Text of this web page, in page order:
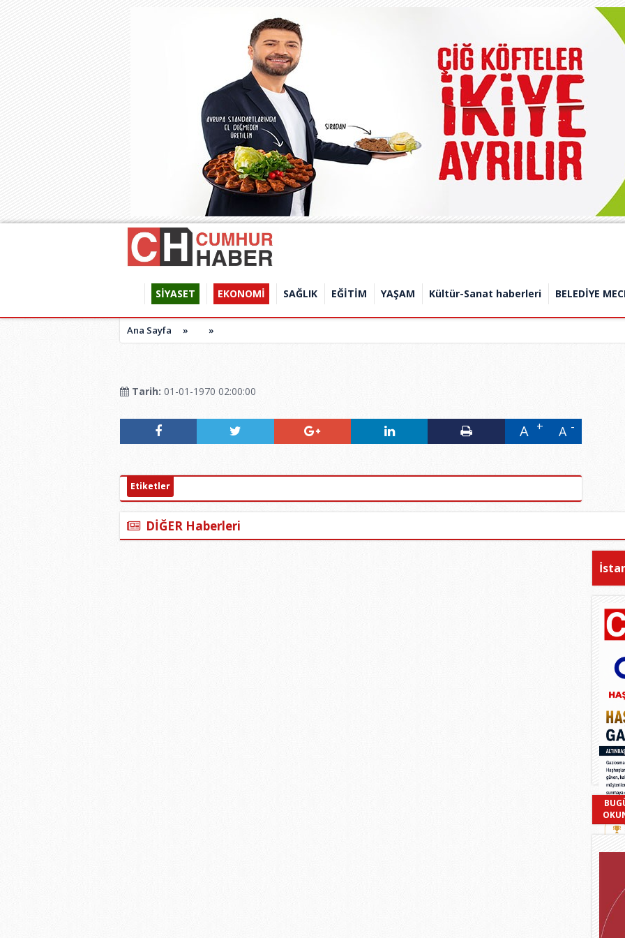
SİYASET EKONOMİ SAĞLIK EĞİTİM YAŞAM Kültür-Sanat haberleri BELEDİYE
Ana Sayfa » »
Tarih: 01-01-1970 02:00:00
A A
Etiketler
DİĞER Haberleri